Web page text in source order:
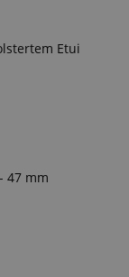
Etui
47 mm